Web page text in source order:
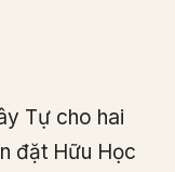
Tự cho hai
đặt Hữu Học